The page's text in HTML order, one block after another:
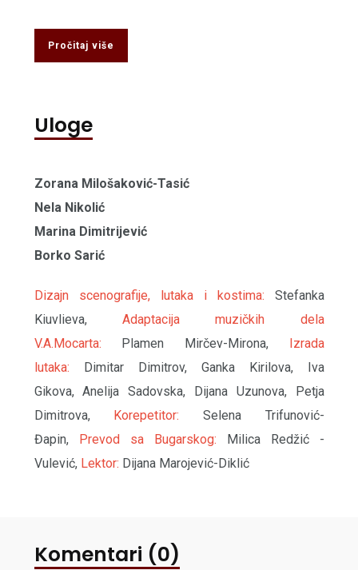
Pročitaj više
Uloge
Zorana Milošaković-Tasić
Nela Nikolić
Marina Dimitrijević
Borko Sarić
Dizajn scenografije, lutaka i kostima: Stefanka
Kiuvlieva, Adaptacija muzičkih dela
V.A.Mocarta: Plamen Mirčev-Mirona,Izrada
lutaka: Dimitar Dimitrov, Ganka Kirilova, Iva
Gikova, Anelija Sadovska, Dijana Uzunova, Petja
Dimitrova,
Korepetitor: Selena Trifunović-
Đapin,
Prevod sa Bugarskog: Milica Redžić -
Vulević, Lektor: Dijana Marojević-Diklić
Komentari (0)